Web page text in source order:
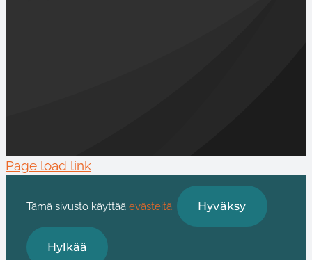
Page load link
Tämä sivusto käyttää evästeitä. Hyväksy
Hylkää